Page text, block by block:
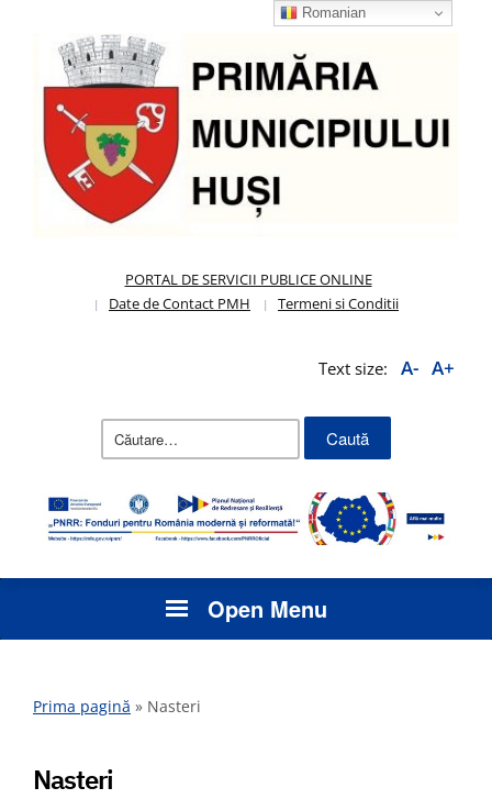
PORTAL DE SERVICII PUBLICE ONLINE
Date de Contact PMH
Termeni si Conditii
Text size: A- A+
Caută
Open Menu
Prima pagină » Nasteri
Nasteri
Romanian